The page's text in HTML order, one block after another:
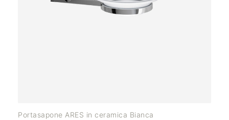
Portasapone ARES in ceramica Bianca